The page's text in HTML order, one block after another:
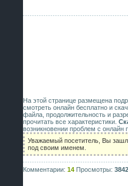
На этой странице размещена
смотреть онлайн бесплатно и
файла, продолжительность и
прочитать все характеристики.
возникновении проблем с
Уважаемый посетитель, Вы
под своим именем.
Комментарии: 14 Просмотры: